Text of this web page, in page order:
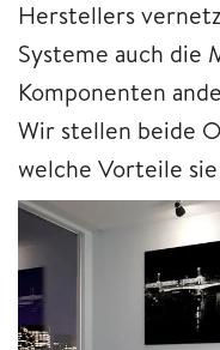
Herstellers
Systeme auch die
Komponenten
Wir stellen beide
welche Vorteile